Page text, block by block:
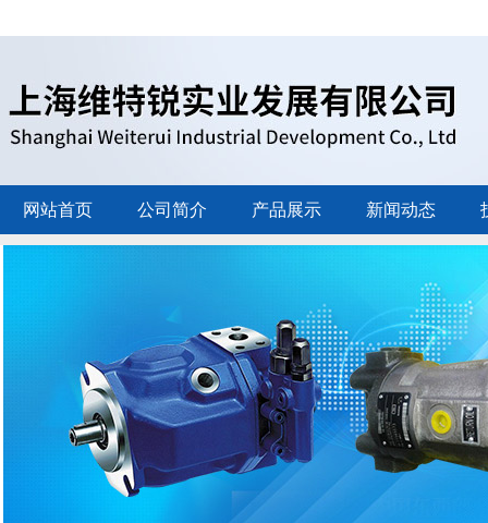
网站首页 公司简介 产品展示 新闻动态